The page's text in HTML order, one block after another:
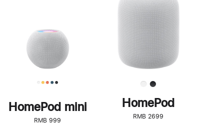
HomePod mini
RMB 999
了
解
HomePod<
HomePod
RMB 2699